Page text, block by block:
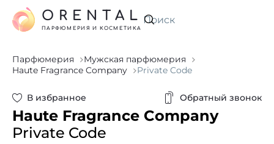
Искать
ORENTAL
ПАРФЮМЕРИЯ И КОСМЕТИКА
Парфюмерия
Мужская парфюмерия
Haute Fragrance Company
Private Code
В избранное Обратный звонок
Haute Fragrance Company
Private Code